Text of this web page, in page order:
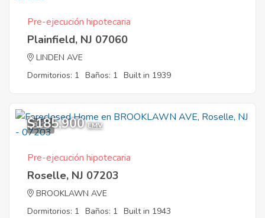
Pre-ejecución hipotecaria
Plainfield, NJ 07060
LINDEN AVE
Dormitorios: 1 Baños: 1 Built in 1939
3
$185,900 EMV
Pre-ejecución hipotecaria
Roselle, NJ 07203
BROOKLAWN AVE
Dormitorios: 1 Baños: 1 Built in 1943